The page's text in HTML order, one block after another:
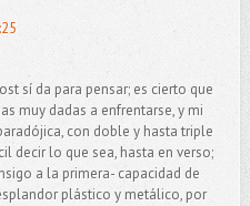
sí da para pensar; es cierto que
muy dadas a enfrentarse, y mi
con doble y hasta triple
decir lo que sea, hasta en verso;
a la primera- capacidad de
plástico y metálico, por